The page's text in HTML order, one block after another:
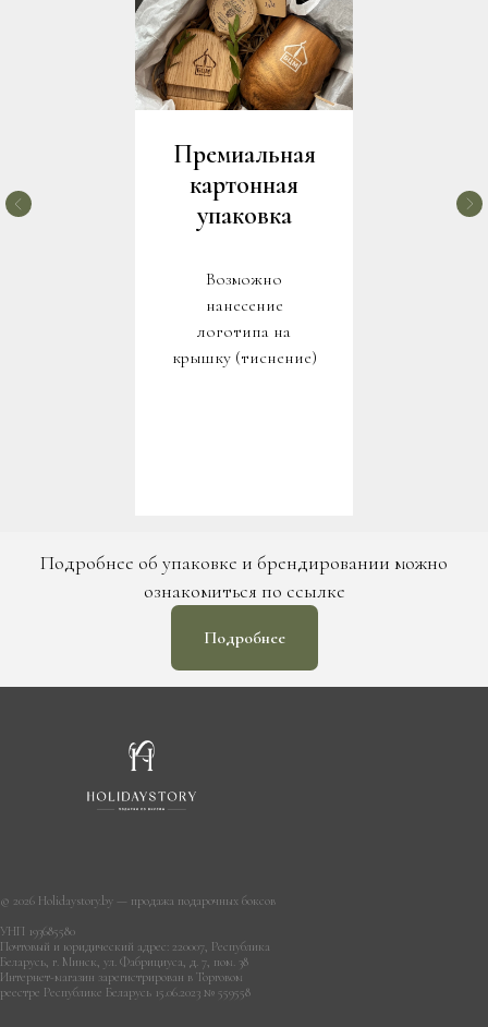
Премиальная
картонная
упаковка
Возможно
нанесение
логотипа на
крышку (тиснение)
Подробнее об упаковке и брендировании можно
ознакомиться по ссылке
Подробнее
© 2026 Holidaystory.by — продажа подарочных боксов
УНП 193685580
Почтовый и юридический адрес: 220007, Республика
Беларусь, г. Минск, ул. Фабрициуса, д. 7, пом. 38
Интернет-магазин зарегистрирован в Торговом
реестре Республике Беларусь 15.06.2023 № 559558